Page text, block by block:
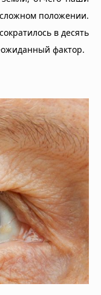
положении.
в десять
фактор.